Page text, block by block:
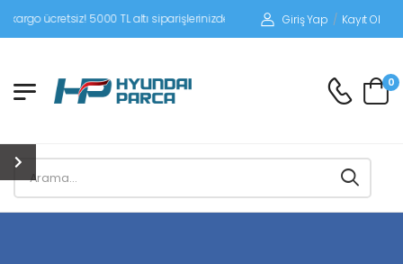
5000 TL altı siparişlerinizde siparişleriniz alıcı ödemeli gönderilir.
Giriş Yap / Kayıt Ol
0